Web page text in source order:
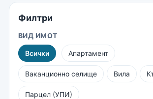
Филтри
ВИД ИМОТ
Всички Апартамент
Ваканционно селище Вила
Парцел (УПИ)